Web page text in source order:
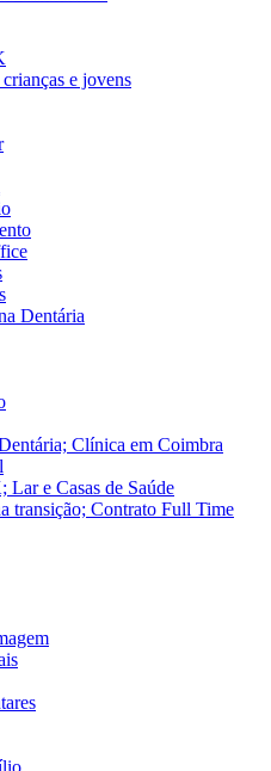
e jovens
Dentária
Clínica em Coimbra
Lar e Casas de Saúde
transição; Contrato Full Time